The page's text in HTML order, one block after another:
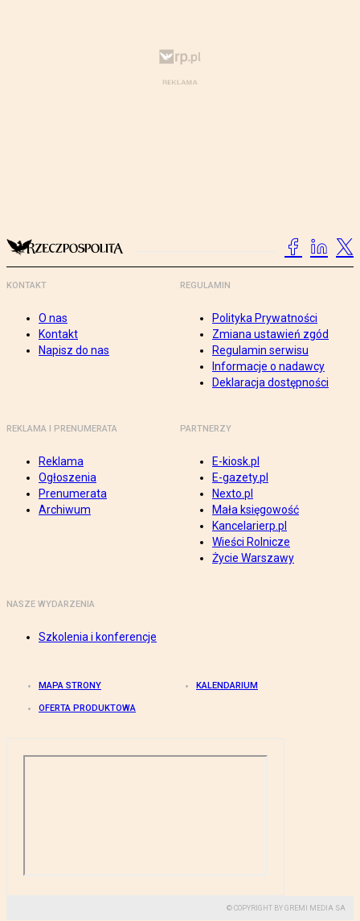
KONTAKT
O nas
Kontakt
Napisz do nas
REGULAMIN
Polityka Prywatności
Zmiana ustawień zgód
Regulamin serwisu
Informacje o nadawcy
Deklaracja dostępności
REKLAMA I PRENUMERATA
Reklama
Ogłoszenia
Prenumerata
Archiwum
PARTNERZY
E-kiosk.pl
E-gazety.pl
Nexto.pl
Mała księgowość
Kancelarierp.pl
Wieści Rolnicze
Życie Warszawy
NASZE WYDARZENIA
Szkolenia i konferencje
MAPA STRONY KALENDARIUM
OFERTA PRODUKTOWA
© COPYRIGHT BY GREMI MEDIA SA